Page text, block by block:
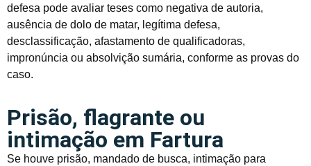
defesa pode avaliar teses como negativa de autoria,
ausência de dolo de matar, legítima defesa,
desclassificação, afastamento de qualificadoras,
impronúncia ou absolvição sumária, conforme as provas do
caso.
Prisão, flagrante ou
intimação em Fartura
Se houve prisão, mandado de busca, intimação para